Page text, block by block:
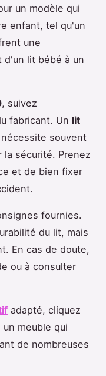
un modèle qui
enfant, tel qu'un
une
d'un lit bébé à un
, suivez
fabricant. Un lit
nécessite souvent
la sécurité. Prenez
et de bien fixer
fournies.
du lit, mais
En cas de doute,
ou à consulter
adapté, cliquez
meuble qui
de nombreuses